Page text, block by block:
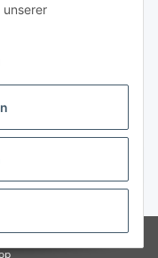
unserer
GmbH